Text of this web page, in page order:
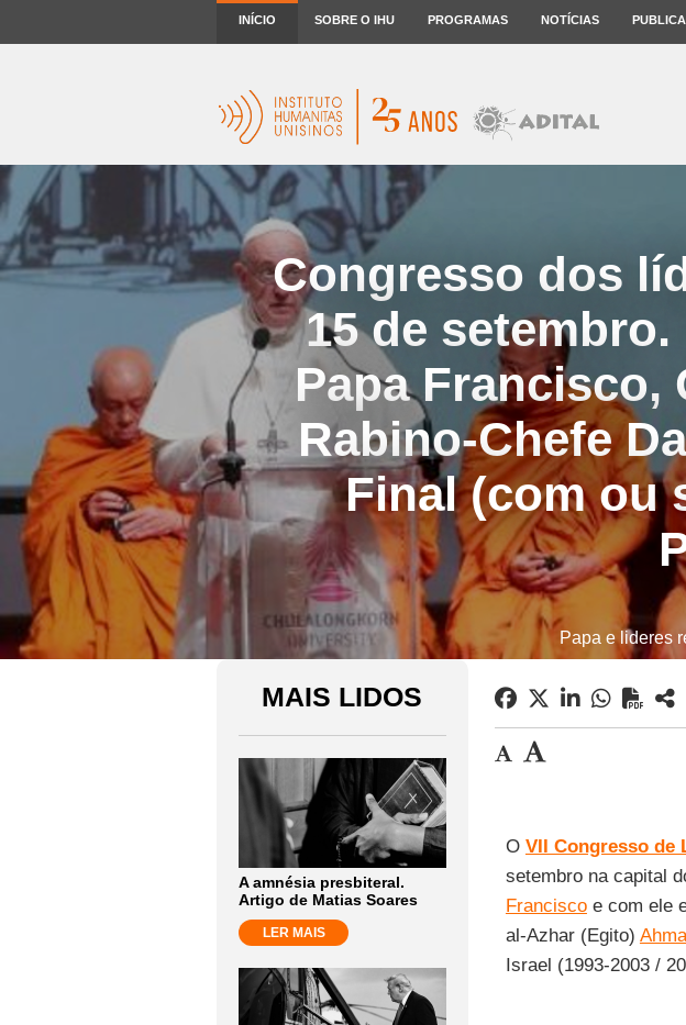
INÍCIO SOBRE O IHU PROGRAMAS NOTÍCIAS
Congresso dos
15 de
Papa Francisco,
Rabino-Chefe
Final (com ou
Papa e lideres
MAIS LIDOS
A amnésia presbiteral.
Artigo de Matias Soares
LER MAIS
O VII Congresso de
setembro na capital
Franciscoe com ele
al-Azhar (Egito)
Israel (1993-2003 /